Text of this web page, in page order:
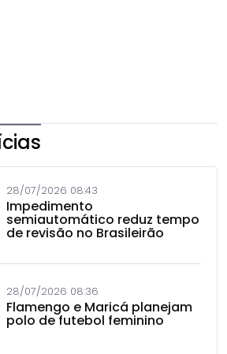
28/07/2026 08:43
Impedimento
semiautomático reduz tempo
de revisão no Brasileirão
28/07/2026 08:36
Flamengo e Maricá planejam
polo de futebol feminino